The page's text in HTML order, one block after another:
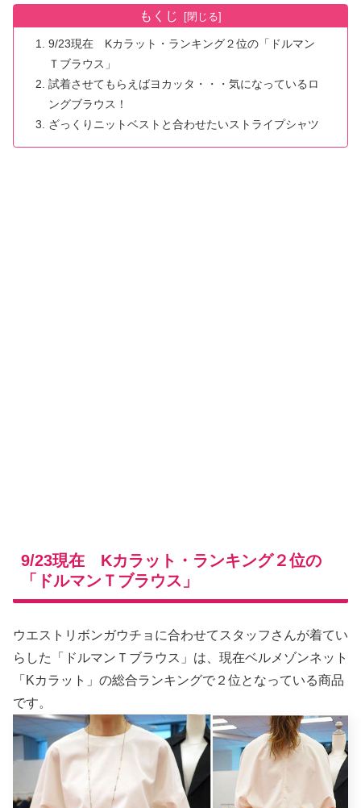
もくじ
9/23現在 Kカラット・ランキング２位の「ドルマン
Ｔブラウス」
試着させてもらえばヨカッタ・・・気になっているロ
ングブラウス！
ざっくりニットベストと合わせたいストライプシャツ
9/23現在 Kカラット・ランキング２位の
「ドルマンＴブラウス」
ウエストリボンガウチョに合わせてスタッフさんが着てい
らした「ドルマンＴブラウス」は、現在ベルメゾンネット
「Kカラット」の総合ランキングで２位となっている商品
です。